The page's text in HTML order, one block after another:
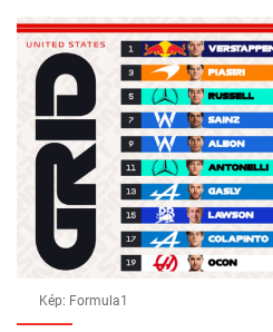
Kép: Formula1